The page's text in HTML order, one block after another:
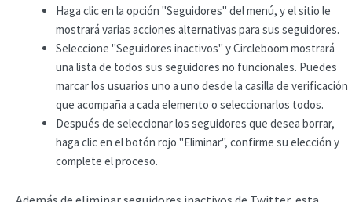
Haga clic en la opción "Seguidores" del menú, y el sitio le
mostrará varias acciones alternativas para sus seguidores.
Seleccione "Seguidores inactivos" y Circleboom mostrará
una lista de todos sus seguidores no funcionales. Puedes
marcar los usuarios uno a uno desde la casilla de verificación
que acompaña a cada elemento o seleccionarlos todos.
Después de seleccionar los seguidores que desea borrar,
haga clic en el botón rojo "Eliminar", confirme su elección y
complete el proceso.